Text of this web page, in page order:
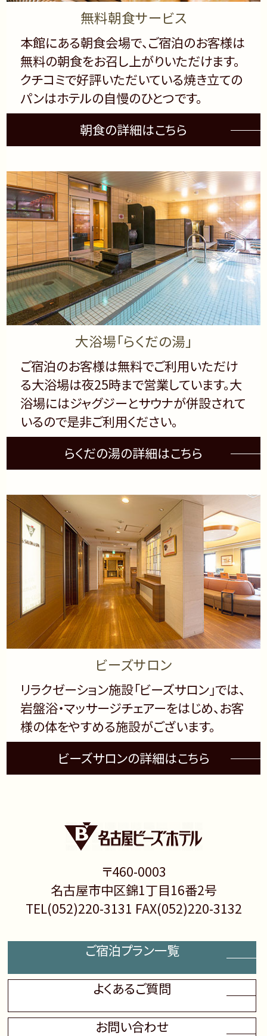
無料朝食サービス
本館にある朝食会場で、ご宿泊のお客様は
無料の朝食をお召し上がりいただけます。
クチコミで好評いただいている焼き立ての
パンはホテルの自慢のひとつです。
朝食の詳細はこちら
大浴場「らくだの湯」
ご宿泊のお客様は無料でご利用いただけ
る大浴場は夜25時まで営業しています。大
浴場にはジャグジーとサウナが併設されて
いるので是非ご利用ください。
らくだの湯の詳細はこちら
ビーズサロン
リラクゼーション施設「ビーズサロン」では、
岩盤浴・マッサージチェアーをはじめ、お客
様の体をやすめる施設がございます。
ビーズサロンの詳細はこちら
〒460-0003
名古屋市中区錦1丁目16番2号
TEL(052)220-3131 FAX(052)220-3132
ご宿泊プラン一覧
よくあるご質問
お問い合わせ